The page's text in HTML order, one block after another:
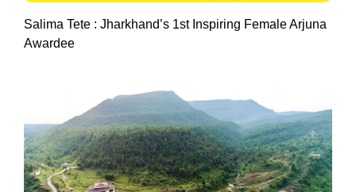
Salima Tete : Jharkhand’s 1st Inspiring Female Arjuna
Awardee